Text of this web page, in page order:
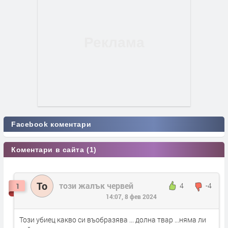
Facebook коментари
Коментари в сайта (1)
1 То този жалък червей 4 -4
14:07, 8 фев 2024
Този убиец какво си въобразява ... долна твар ...няма ли